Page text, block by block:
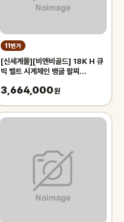
11번가
[신세계몰][비앤비골드] 18K H 큐
빅 벨트 시계체인 뱅글 팔찌
3,664,000원